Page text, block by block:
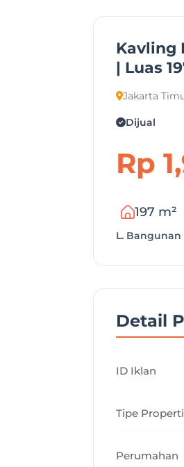
Kavling
| Luas
Jakarta
Dijual
Rp
197 m²
L. Bangunan
Detail
ID Iklan
Tipe Properti
Perumahan